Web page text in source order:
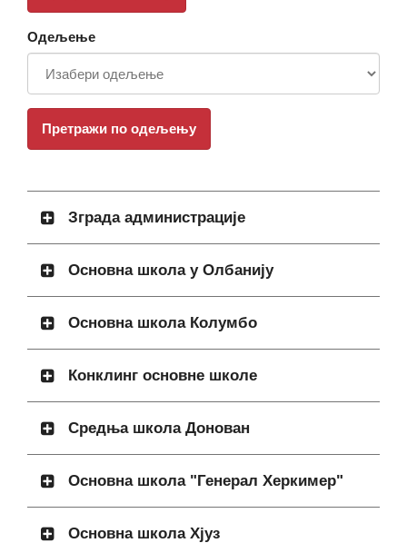
Одељење
Претражи по одељењу
Зграда администрације
Основна школа у Олбанију
Основна школа Колумбо
Конклинг основне школе
Средња школа Донован
Основна школа "Генерал Херкимер"
Основна школа Хјуз